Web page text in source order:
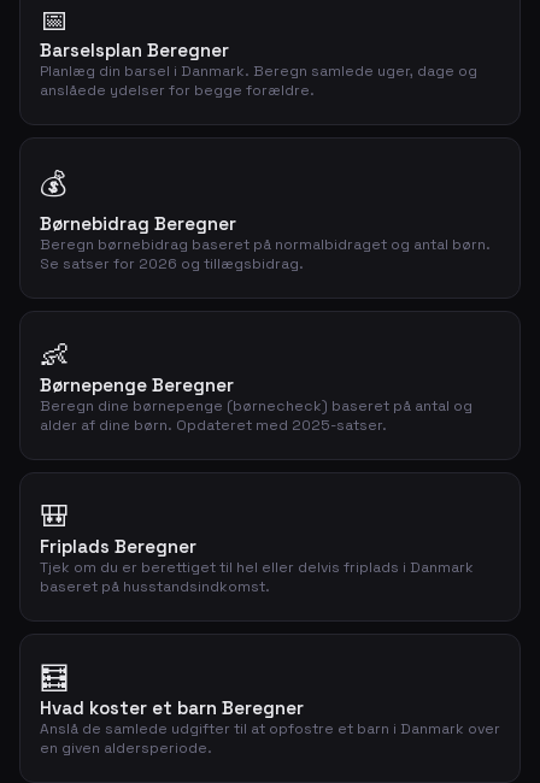
📅
Barselsplan Beregner
Planlæg din barsel i Danmark. Beregn samlede uger, dage og
anslåede ydelser for begge forældre.
💰
Børnebidrag Beregner
Beregn børnebidrag baseret på normalbidraget og antal børn.
Se satser for 2026 og tillægsbidrag.
👶
Børnepenge Beregner
Beregn dine børnepenge (børnecheck) baseret på antal og
alder af dine børn. Opdateret med 2025-satser.
🎒
Friplads Beregner
Tjek om du er berettiget til hel eller delvis friplads i Danmark
baseret på husstandsindkomst.
🧮
Hvad koster et barn Beregner
Anslå de samlede udgifter til at opfostre et barn i Danmark over
en given aldersperiode.